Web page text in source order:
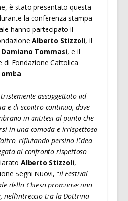
è stato presentato questa
la conferenza stampa
hanno partecipato il
Alberto Stizzoli, il
Damiano Tommasi, e il
di Fondazione Cattolica
assoggettato ad
e di scontro continuo, dove
in antitesi al punto che
in una comoda e irrispettosa
rifiutando persino l’idea
al confronto rispettoso
Alberto Stizzoli,
Segni Nuovi, “Il Festival
della Chiesa promuove una
nell’intreccio tra la Dottrina